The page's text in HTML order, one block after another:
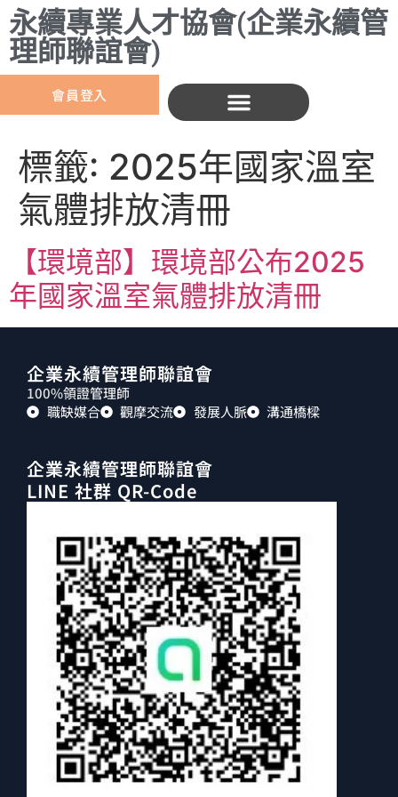
永續專業人才協會(企業永續管
理師聯誼會)
會員登入
標籤: 2025年國家溫室
氣體排放清冊
【環境部】環境部公布2025
年國家溫室氣體排放清冊
企業永續管理師聯誼會
100%領證管理師
職缺媒合
觀摩交流 發展人脈 溝通橋樑
企業永續管理師聯誼會
LINE 社群 QR-Code